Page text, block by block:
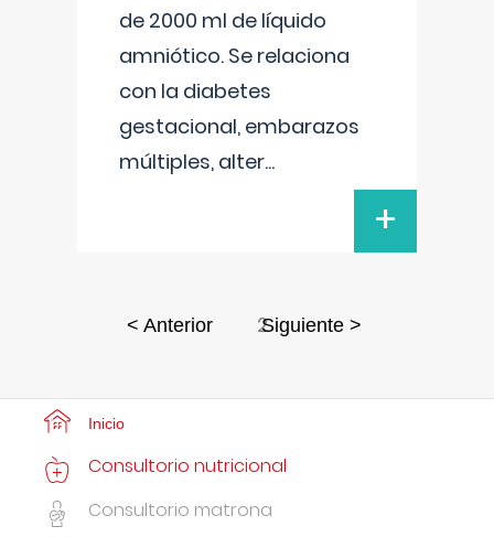
de 2000 ml de líquido
amniótico. Se relaciona
con la diabetes
gestacional, embarazos
múltiples, alter...
+
< Anterior 2Siguiente >
Inicio
Consultorio nutricional
Consultorio matrona